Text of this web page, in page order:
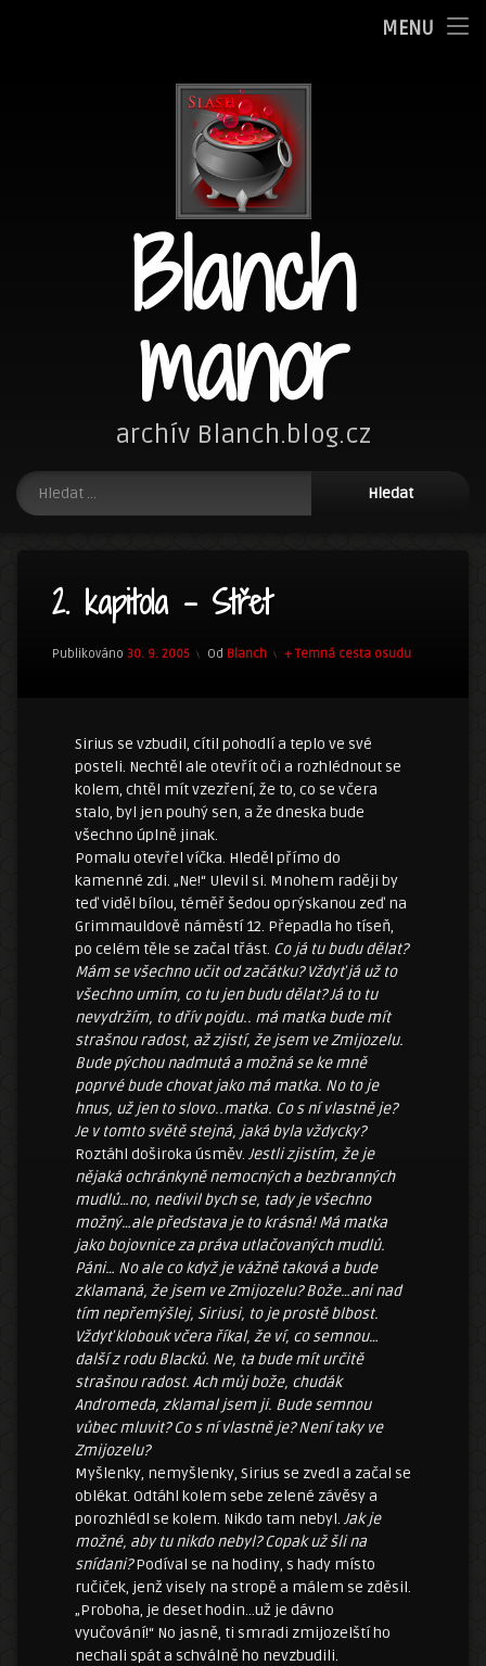
MENU
Návštěvní kniha
Blanch
manor
archív Blanch.blog.cz
2. kapitola – Střet
Publikováno 30. 9. 2005 Od Blanch Kategorie:
+ Temná cesta osudu
Sirius se vzbudil, cítil pohodlí a teplo ve své
posteli. Nechtěl ale otevřít oči a rozhlédnout se
kolem, chtěl mít vzezření, že to, co se včera
stalo, byl jen pouhý sen, a že dneska bude
všechno úplně jinak.
Pomalu otevřel víčka. Hleděl přímo do
kamenné zdi. „Ne!“ Ulevil si. Mnohem raději by
teď viděl bílou, téměř šedou oprýskanou zeď na
Grimmauldově náměstí 12. Přepadla ho tíseň,
po celém těle se začal třást. Co já tu budu dělat?
Mám se všechno učit od začátku? Vždyť já už to
všechno umím, co tu jen budu dělat? Já to tu
nevydržím, to dřív pojdu.. má matka bude mít
strašnou radost, až zjistí, že jsem ve Zmijozelu.
Bude pýchou nadmutá a možná se ke mně
poprvé bude chovat jako má matka. No to je
hnus, už jen to slovo..matka. Co s ní vlastně je?
Je v tomto světě stejná, jaká byla vždycky?
Roztáhl doširoka úsměv. Jestli zjistím, že je
nějaká ochránkyně nemocných a bezbranných
mudlů…no, nedivil bych se, tady je všechno
možný…ale představa je to krásná! Má matka
jako bojovnice za práva utlačovaných mudlů.
Páni… No ale co když je vážně taková a bude
zklamaná, že jsem ve Zmijozelu? Bože…ani nad
tím nepřemýšlej, Siriusi, to je prostě blbost.
Vždyť klobouk včera říkal, že ví, co semnou…
další z rodu Blacků. Ne, ta bude mít určitě
strašnou radost. Ach můj bože, chudák
Andromeda, zklamal jsem ji. Bude semnou
vůbec mluvit? Co s ní vlastně je? Není taky ve
Zmijozelu?
Myšlenky, nemyšlenky, Sirius se zvedl a začal se
oblékat. Odtáhl kolem sebe zelené závěsy a
porozhlédl se kolem. Nikdo tam nebyl. Jak je
možné, aby tu nikdo nebyl? Copak už šli na
snídani?Podíval se na hodiny, s hady místo
ručiček, jenž visely na stropě a málem se zděsil.
„Proboha, je deset hodin…už je dávno
vyučování!“ No jasně, ti smradi zmijozelští ho
nechali spát a schválně ho nevzbudili.